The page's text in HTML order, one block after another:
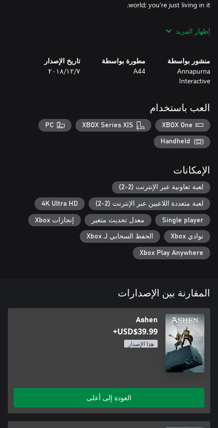
Ashen has no shortage of dangerous encounters, from hostile
rather than flying by the seat of your pants. The flora and fauna
within the world aren't just fantastical; they're often fatal. Each
confrontation, no matter how trivial, has potentially dire
As you discover survivors, you'll have the choice to invite them to
your Town. But these aren't mere adventurers - they're potential
collaborators, bringing a plethora of crafting skills, from
Famed fantasy author Mark Lawrence (The Broken Empire
trilogy) and renowned band Foreign Fields collaborated closely
with the development team at Aurora44 to craft a cohesive and
unique narrative and sound.
إظهار المزيد
منشور بواسطة
Annapurna
Interactive
مطورة بواسطة
A44
تاريخ الإصدار
٧‏/١٢‏/٢٠١٨
العب باستخدام
XBOX One
XBOX Series X|S
PC
Handheld
الإمكانات
لعبة تعاونية عبر الإنترنت (2-2)
لعبة متعددة اللاعبين عبر الإنترنت (2-2) 4K Ultra HD
Single player معدل تحديث متغير إنجازات Xbox
نوادي Xbox الحفظ السحابي لـ Xbox
Xbox Play Anywhere
المقارنة بين الإصدارات
Ashen
USD$39.99+
هذا الإصدار
العودة إلى أعلى